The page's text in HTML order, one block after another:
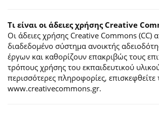
Τι είναι οι άδειες χρήσης Creative
Οι άδειες χρήσης Creative Commons (CC)
διαδεδομένο σύστημα ανοικτής
έργων και καθορίζουν επακριβώς τους
τρόπους χρήσης του εκπαιδευτικού
περισσότερες πληροφορίες, επισκεφθείτε
www.creativecommons.gr.